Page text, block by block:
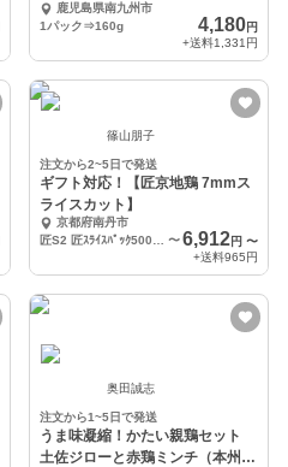
鹿児島県南九州市
1パック⇒160g
4,180円
+送料1,331円
篠山朋子
注文から2~5日で発送
ギフト対応！【匠京地鶏 7mmス
ライスカット】
京都府南丹市
〜6,912円 〜
+送料965円
奥田誠志
注文から1~5日で発送
うま味凝縮！かたい親鶏セット
土佐ジローと赤鶏ミンチ（本州四